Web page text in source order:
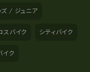
ズ / ジュニア
スバイク シティバイク
イク